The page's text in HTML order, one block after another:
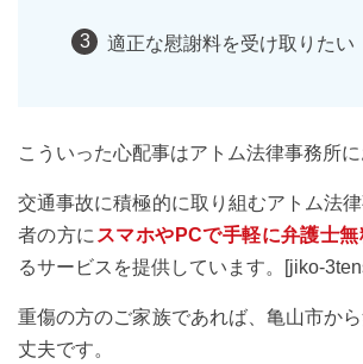
適正な慰謝料を受け取りたい
こういった心配事はアトム法律事務所
交通事故に積極的に取り組むアトム法
者の方に スマホやPCで手軽に弁護士
るサービスを提供しています。[jiko-
重傷の方のご家族であれば、亀山市か
丈夫です。